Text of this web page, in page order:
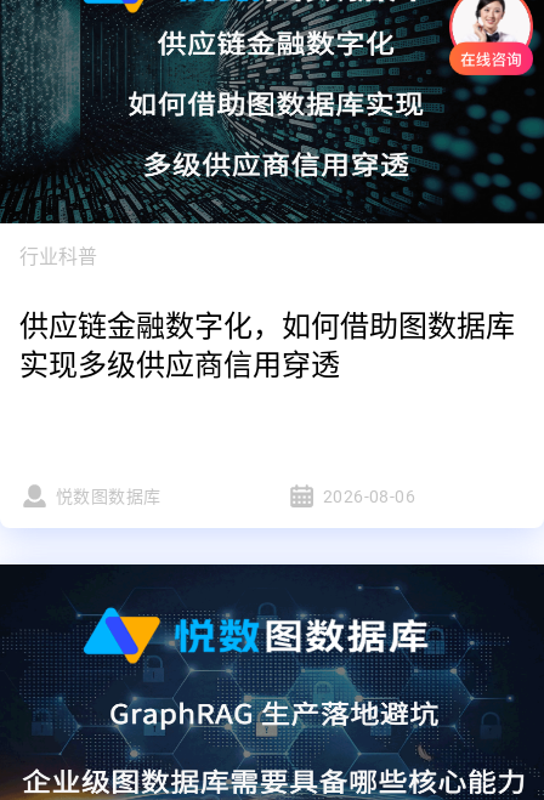
行业科普
供应链金融数字化，如何借助图数据库
实现多级供应商信用穿透
悦数图数据库 2026-08-06